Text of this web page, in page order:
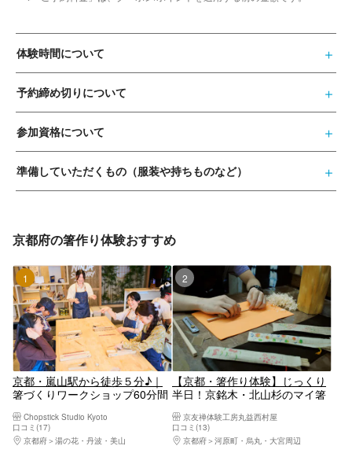
体験時間について
予約締め切りについて
参加資格について
準備していただくもの（服装や持ちものなど）
京都府の箸作り体験おすすめ
1位
京都・嵐山駅から徒歩５分♪｜
箸づくりワークショップ60分間
｜箸づくりワークショップ60分
＜ファミリー・カップル・団体
研修・修学旅行におすすめ＞
Chopstick Studio Kyoto
口コミ(17)
京都府
湯の花・丹波・美山
2位
【京都・箸作り体験】じっくり
半日！京銘木・北山杉のマイ箸
京友禅体験工房丸益西村屋
口コミ(13)
京都府
河原町・烏丸・大宮周辺